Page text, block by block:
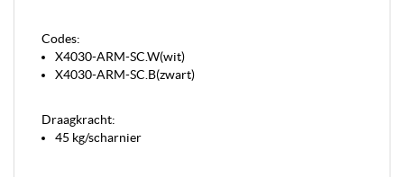
Codes:
X4030-ARM-SC.W(wit)
X4030-ARM-SC.B(zwart)
Draagkracht:
45 kg/scharnier